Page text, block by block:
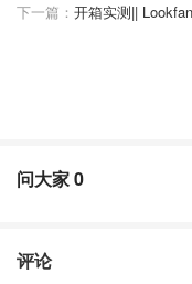
买的时候里面的白纸
很难处理了。
潮湿地区的妹子，可
下一篇： 开箱实测||
问大家0
评论